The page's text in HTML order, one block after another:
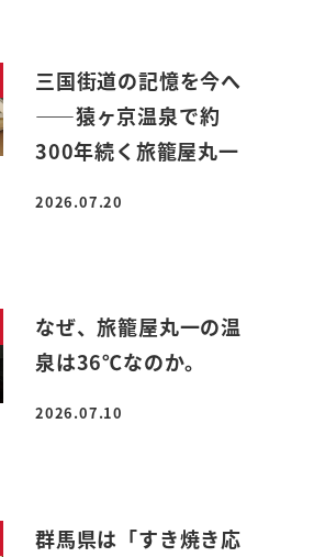
三国街道の記憶を今へ
――猿ヶ京温泉で約
300年続く旅籠屋丸一
投稿日
2026.07.20
なぜ、旅籠屋丸一の温
泉は36℃なのか。
投稿日
2026.07.10
群馬県は「すき焼き応